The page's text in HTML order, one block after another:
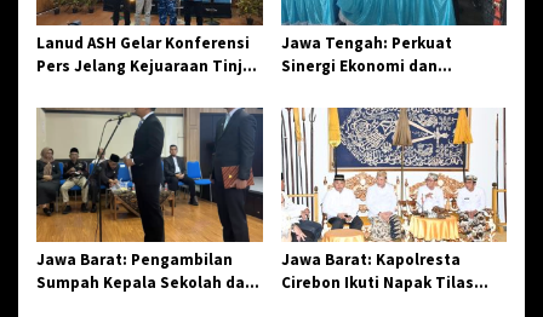
s
Lanud ASH Gelar Konferensi
Pers Jelang Kejuaraan Tinju
2026
Jawa Tengah: Perkuat
Sinergi Ekonomi dan
Jangkar Gelar Halal Bi Halal
di Losari
Jawa Barat: Pengambilan
Sumpah Kepala Sekolah dan
Jawa Barat: Kapolresta
Cirebon Ikuti Napak Tilas